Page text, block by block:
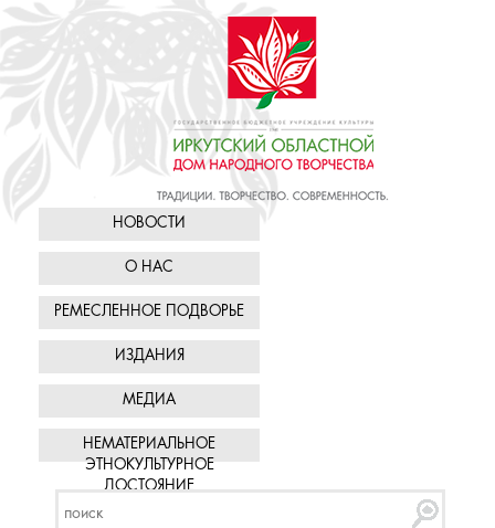
НОВОСТИ
О НАС
РЕМЕСЛЕННОЕ ПОДВОРЬЕ
ИЗДАНИЯ
МЕДИА
НЕМАТЕРИАЛЬНОЕ
ЭТНОКУЛЬТУРНОЕ
ДОСТОЯНИЕ